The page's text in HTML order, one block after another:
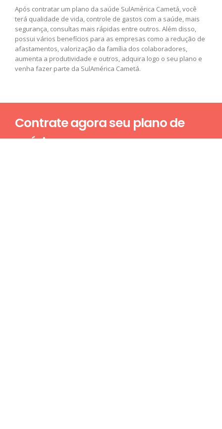
Após contratar um plano da saúde SulAmérica Cametá, você
terá qualidade de vida, controle de gastos com a saúde, mais
segurança, consultas mais rápidas entre outros. Além disso,
possui vários benefícios para as empresas como a redução de
afastamentos, valorização da família dos colaboradores,
aumenta a produtividade e outros, adquira logo o seu plano e
venha fazer parte da SulAmérica Cametá.
Contrate agora seu plano de
saúde